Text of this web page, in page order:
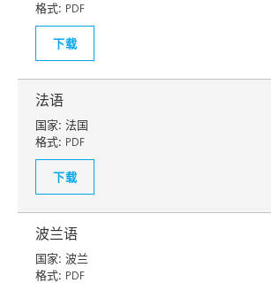
格式: PDF
下载
法语
国家: 法国
格式: PDF
下载
波兰语
国家: 波兰
格式: PDF